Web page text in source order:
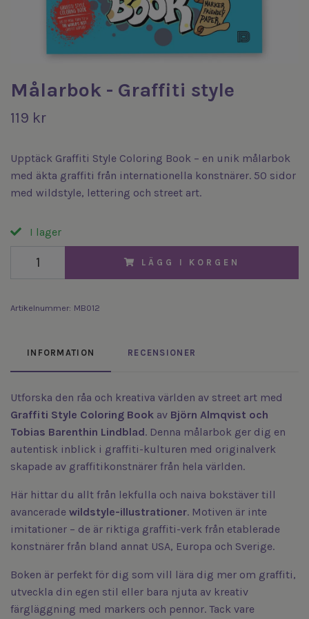
Målarbok - Graffiti style
119 kr
Upptäck Graffiti Style Coloring Book – en unik målarbok
med äkta graffiti från internationella konstnärer. 50 sidor
med wildstyle, lettering och street art.
I lager
LÄGG I KORGEN
Artikelnummer: MB012
INFORMATION RECENSIONER
Utforska den råa och kreativa världen av street art med
Graffiti Style Coloring Book av Björn Almqvist och
Tobias Barenthin Lindblad. Denna målarbok ger dig en
autentisk inblick i graffiti-kulturen med originalverk
skapade av graffitikonstnärer från hela världen.
Här hittar du allt från lekfulla och naiva bokstäver till
avancerade wildstyle-illustrationer. Motiven är inte
imitationer – de är riktiga graffiti-verk från etablerade
konstnärer från bland annat USA, Europa och Sverige.
Boken är perfekt för dig som vill lära dig mer om graffiti,
utveckla din egen stil eller bara njuta av kreativ
färgläggning med markers och pennor. Tack vare